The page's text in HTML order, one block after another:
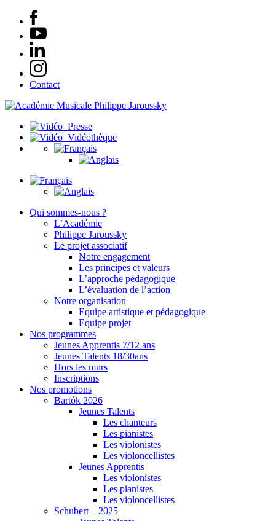
Contact
Presse
Vidéothèque
Qui sommes-nous ?
L’Académie
Philippe Jaroussky
Le projet associatif
Notre engagement
Les principes et valeurs
L’approche pédagogique
L’évaluation de l’action
Notre organisation
Equipe artistique et pédagogique
Equipe projet
Nos programmes
Jeunes Apprentis 7/12 ans
Jeunes Talents 18/30ans
Hors les murs
Inscriptions
Nos promotions
Bartók 2026
Jeunes Talents
Les chanteurs
Les pianistes
Les violonistes
Les violoncellistes
Jeunes Apprentis
Les violonistes
Les pianistes
Les violoncellistes
Schubert – 2025